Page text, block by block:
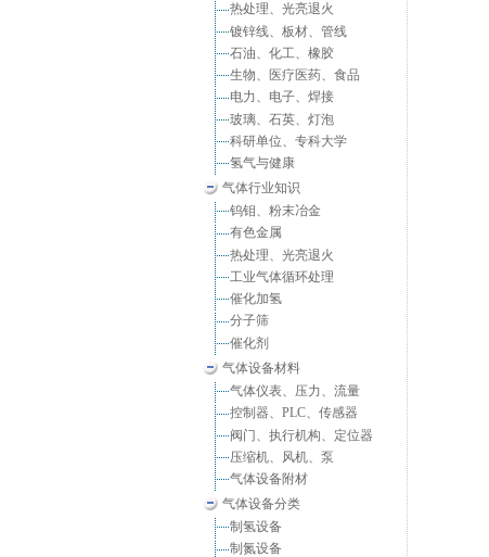
热处理、光亮退火
镀锌线、板材、管线
石油、化工、橡胶
生物、医疗医药、食品
电力、电子、焊接
玻璃、石英、灯泡
科研单位、专科大学
氢气与健康
气体行业知识
钨钼、粉末冶金
有色金属
热处理、光亮退火
工业气体循环处理
催化加氢
分子筛
催化剂
气体设备材料
气体仪表、压力、流量
控制器、PLC、传感器
阀门、执行机构、定位器
压缩机、风机、泵
气体设备附材
气体设备分类
制氢设备
制氮设备